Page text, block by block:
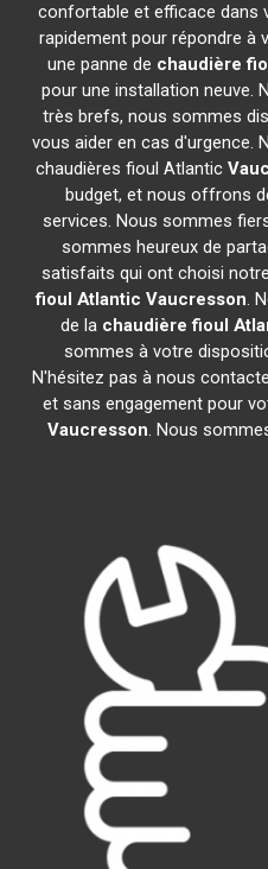
confortable et efficace dans
rapidement pour répondre à
une panne de chaudière
pour une installation neuve.
très brefs, nous sommes
vous aider en cas
chaudières fioul Atlantic
budget, et nous offrons
services. Nous sommes
sommes heureux de
satisfaits qui ont choisi
fioul Atlantic Vaucresson.
de la chaudière fioul
sommes à votre
N'hésitez pas à nous
et sans engagement pour
Vaucresson. Nous